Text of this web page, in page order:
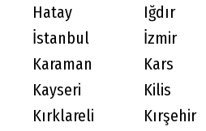
Hatay
Iğdır
İstanbul
İzmir
Karaman
Kars
Kayseri
Kilis
Kırklareli
Kırşehir